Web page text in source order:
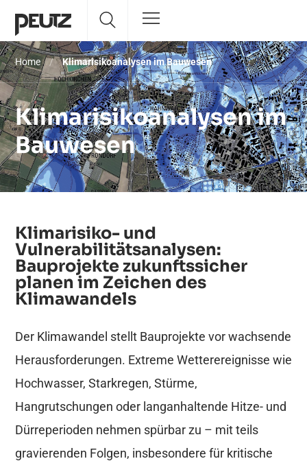
Home / Klimarisikoanalysen im Bauwesen
Klimarisikoanalysen im
Bauwesen
Klimarisiko- und
Vulnerabilitätsanalysen:
Bauprojekte zukunftssicher
planen im Zeichen des
Klimawandels
Der Klimawandel stellt Bauprojekte vor wachsende
Herausforderungen. Extreme Wetterereignisse wie
Hochwasser, Starkregen, Stürme,
Hangrutschungen oder langanhaltende Hitze- und
Dürreperioden nehmen spürbar zu – mit teils
gravierenden Folgen, insbesondere für kritische